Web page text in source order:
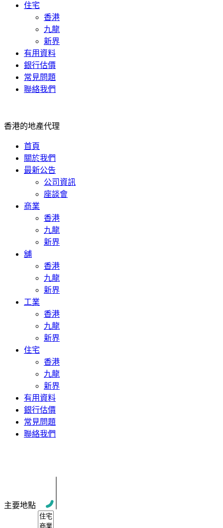
住宅
香港
九龍
新界
有用資料
銀行估價
常見問題
聯絡我們
香港的地產代理
首頁
關於我們
最新公告
公司資訊
座談會
商業
香港
九龍
新界
舖
香港
九龍
新界
工業
香港
九龍
新界
住宅
香港
九龍
新界
有用資料
銀行估價
常見問題
聯絡我們
主要地點